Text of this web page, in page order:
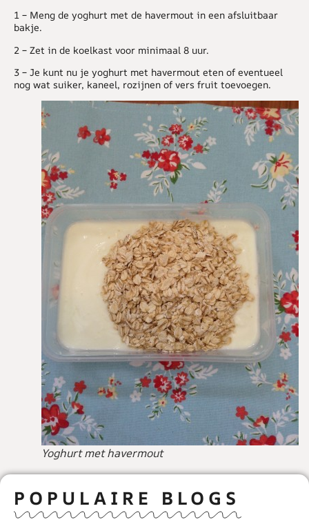
1 – Meng de yoghurt met de havermout in een afsluitbaar
bakje.
2 – Zet in de koelkast voor minimaal 8 uur.
3 – Je kunt nu je yoghurt met havermout eten of eventueel
nog wat suiker, kaneel, rozijnen of vers fruit toevoegen.
Yoghurt met havermout
POPULAIRE BLOGS